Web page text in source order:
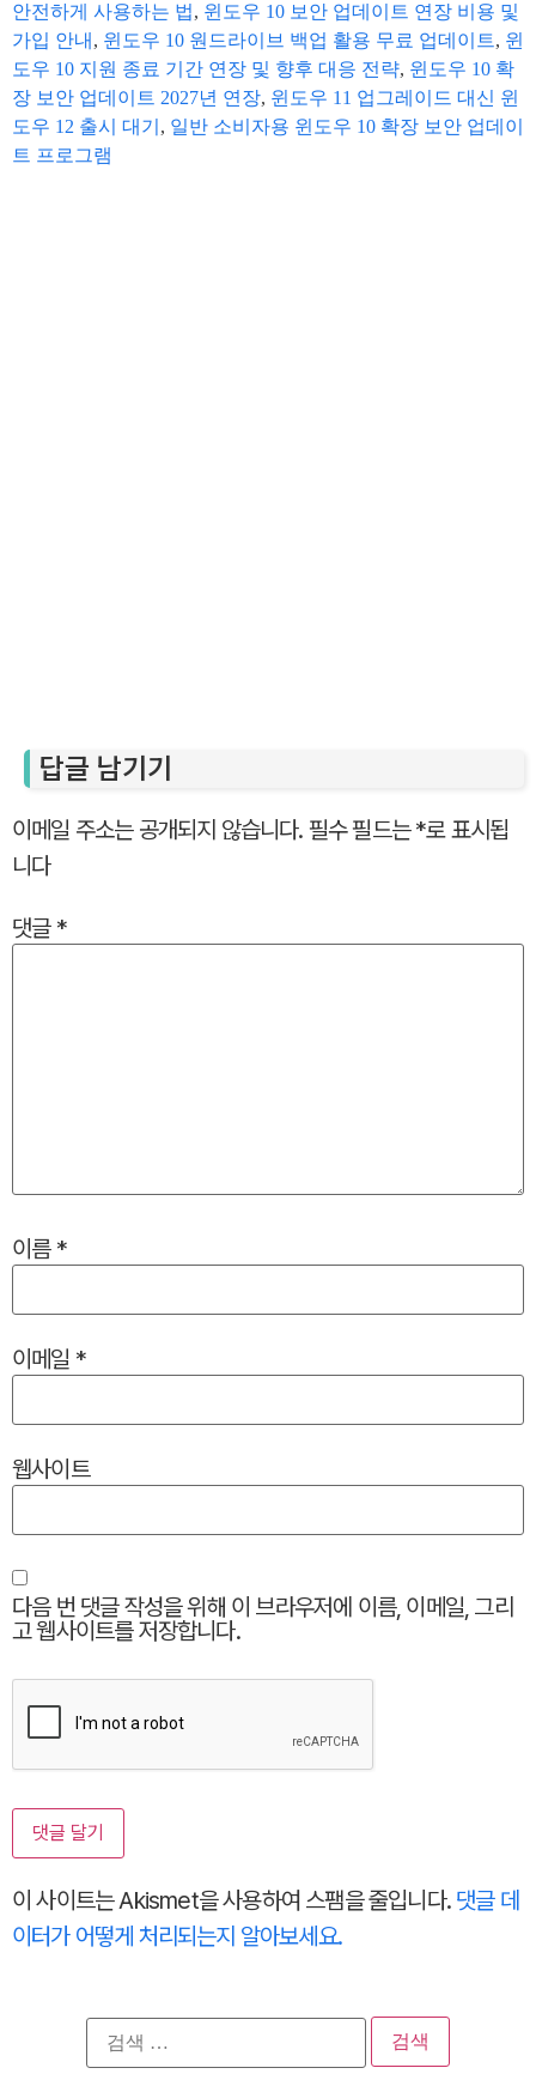
안전하게 사용하는 법, 윈도우 10 보안 업데이트 연장 비용 및
가입 안내 , 윈도우 10 원드라이브 백업 활용 무료 업데이트, 윈
도우 10 지원 종료 기간 연장 및 향후 대응 전략, 윈도우 10 확
장 보안 업데이트 2027년 연장, 윈도우 11 업그레이드 대신 윈
도우 12 출시 대기 , 일반 소비자용 윈도우 10 확장 보안 업데이
트 프로그램
답글 남기기
이메일 주소는 공개되지 않습니다. 필수 필드는*로 표시됩
니다
댓글 *
이름 *
이메일 *
웹사이트
다음 번 댓글 작성을 위해 이 브라우저에 이름, 이메일, 그리
고 웹사이트를 저장합니다.
이 사이트는 Akismet을 사용하여 스팸을 줄입니다. 댓글 데
이터가 어떻게 처리되는지 알아보세요.
검
색: